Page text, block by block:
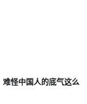
怪中国人的底气这么